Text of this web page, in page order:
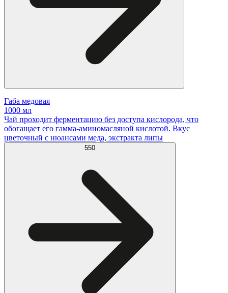
Габа медовая
1000 мл
Чай проходит ферментацию без доступа кислорода, что
обогащает его гамма-аминомасляной кислотой. Вкус
цветочный с нюансами меда, экстракта липы
550